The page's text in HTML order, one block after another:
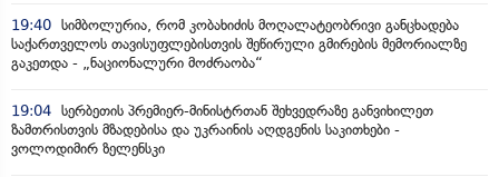
19:40 სიმბოლურია, რომ კობახიძის მოღალატეობრივი განცხადება
საქართველოს თავისუფლებისთვის შეწირული გმირების მემორიალზე
გაკეთდა - „ნაციონალური მოძრაობა“
19:04 სერბეთის პრემიერ-მინისტრთან შეხვედრაზე განვიხილეთ
ზამთრისთვის მზადებისა და უკრაინის აღდგენის საკითხები -
ვოლოდიმირ ზელენსკი